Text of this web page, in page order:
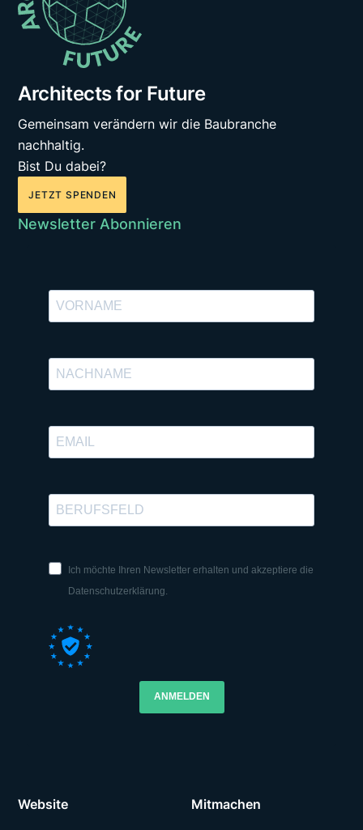
Architects for Future
Gemeinsam verändern wir die Baubranche
nachhaltig.
Bist Du dabei?
JETZT SPENDEN
Newsletter Abonnieren
Ich möchte Ihren Newsletter erhalten und akzeptiere die
Datenschutzerklärung.
ANMELDEN
Website Mitmachen